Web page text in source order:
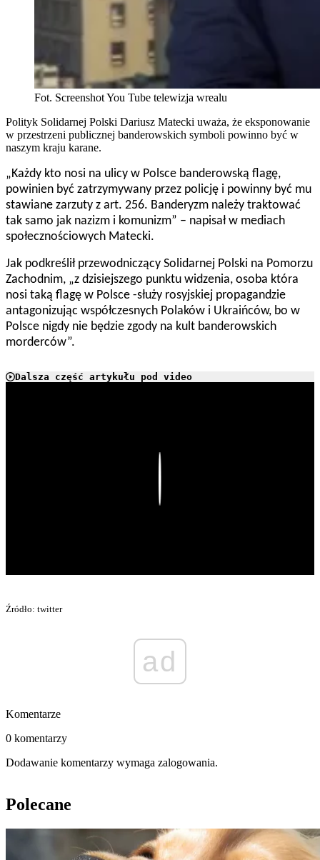
Fot. Screenshot You Tube telewizja wrealu
Polityk Solidarnej Polski Dariusz Matecki uważa, że eksponowanie
w przestrzeni publicznej banderowskich symboli powinno być w
naszym kraju karane.
„Każdy kto nosi na ulicy w Polsce banderowską flagę,
powinien być zatrzymywany przez policję i powinny być mu
stawiane zarzuty z art. 256. Banderyzm należy traktować
tak samo jak nazizm i komunizm” – napisał w mediach
społecznościowych Matecki.
Jak podkreślił przewodniczący Solidarnej Polski na Pomorzu
Zachodnim, „z dzisiejszego punktu widzenia, osoba która
nosi taką flagę w Polsce -służy rosyjskiej propagandzie
antagonizując współczesnych Polaków i Ukraińców, bo w
Polsce nigdy nie będzie zgody na kult banderowskich
morderców”.
Dalsza część artykułu pod video
Źródło: twitter
ad
Komentarze
0 komentarzy
Dodawanie komentarzy wymaga zalogowania.
Polecane